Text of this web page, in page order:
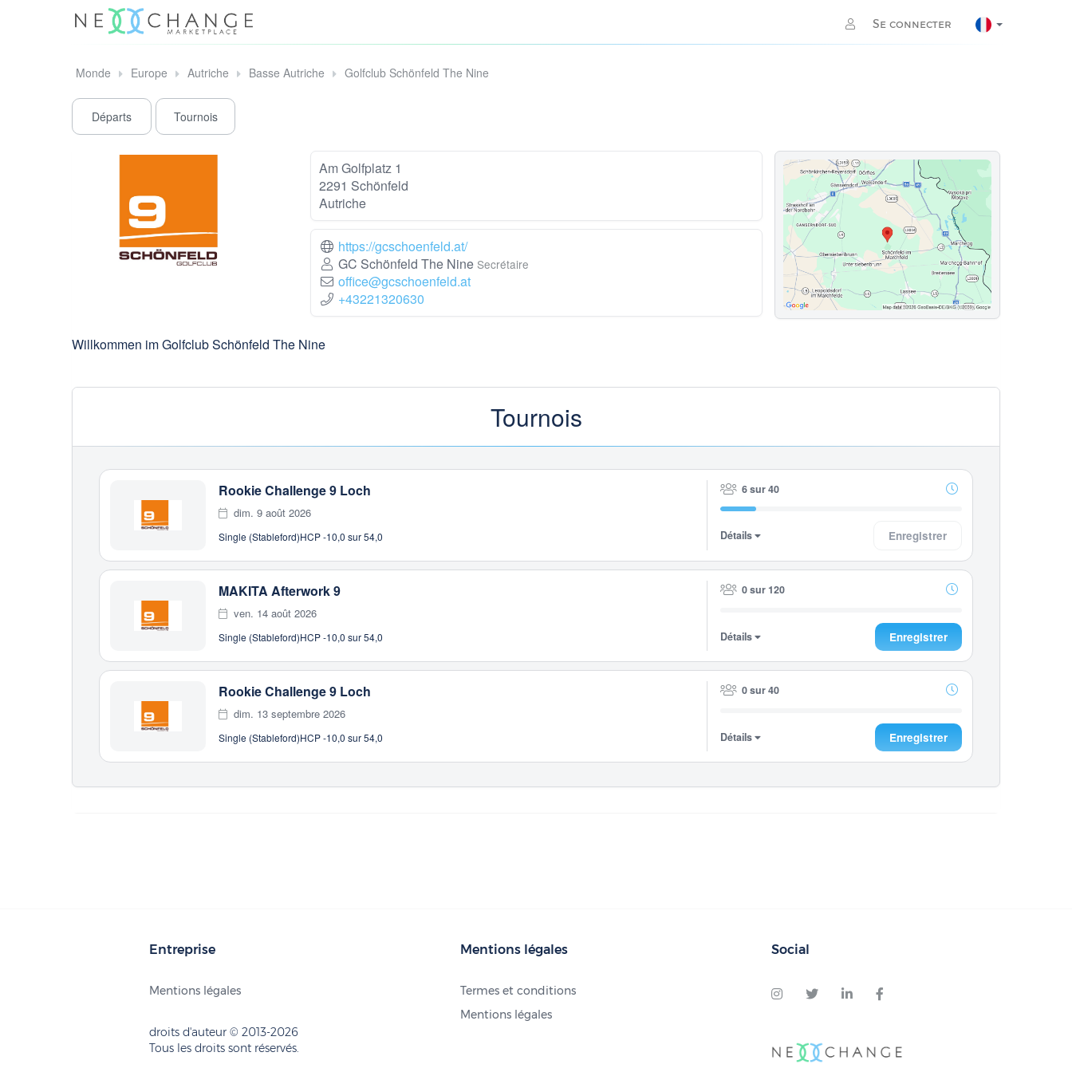
Se connecter
Monde Europe Autriche Basse Autriche Golfclub Schönfeld The Nine
Départs Tournois
Am Golfplatz 1
2291 Schönfeld
Autriche
https://gcschoenfeld.at/
GC Schönfeld The Nine Secrétaire
office@gcschoenfeld.at
+43221320630
Willkommen im Golfclub Schönfeld The Nine
Tournois
Rookie Challenge 9 Loch
dim. 9 août 2026
Single (Stableford)HCP -10,0 sur 54,0
6 sur 40
Détails Enregistrer
MAKITA Afterwork 9
ven. 14 août 2026
Single (Stableford)HCP -10,0 sur 54,0
0 sur 120
Détails Enregistrer
Rookie Challenge 9 Loch
dim. 13 septembre 2026
Single (Stableford)HCP -10,0 sur 54,0
0 sur 40
Détails Enregistrer
Entreprise
Mentions légales
droits d'auteur © 2013-2026
Tous les droits sont réservés.
Mentions légales
Termes et conditions
Mentions légales
Social